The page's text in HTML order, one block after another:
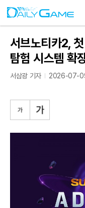
서브노티카2,
탐험 시스템 확
서삼광 기자 2026-07-